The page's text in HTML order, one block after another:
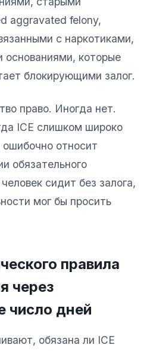
aggravated felony,
с наркотиками,
которые
блокирующими залог.
право. Иногда нет.
ICE слишком широко
ошибочно относит
обязательного
сидит без залога,
мог бы просить
правила
через
число дней
обязана ли ICE